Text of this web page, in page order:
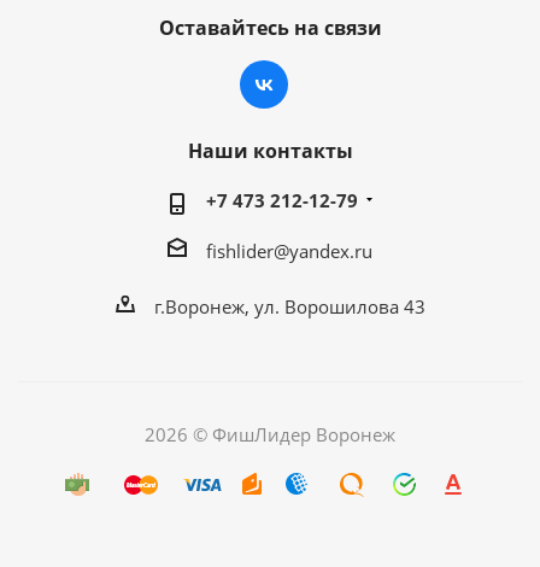
Оставайтесь на связи
Наши контакты
+7 473 212-12-79
fishlider@yandex.ru
г.Воронеж, ул. Ворошилова 43
2026 © ФишЛидер Воронеж